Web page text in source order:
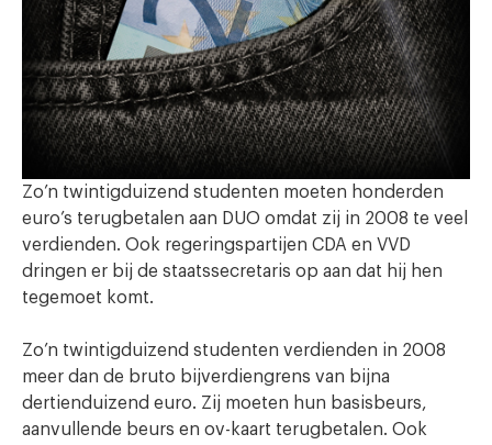
Zo’n twintigduizend studenten moeten honderden
euro’s terugbetalen aan DUO omdat zij in 2008 te veel
verdienden. Ook regeringspartijen CDA en VVD
dringen er bij de staatssecretaris op aan dat hij hen
tegemoet komt.
Zo’n twintigduizend studenten verdienden in 2008
meer dan de bruto bijverdiengrens van bijna
dertienduizend euro. Zij moeten hun basisbeurs,
aanvullende beurs en ov-kaart terugbetalen. Ook